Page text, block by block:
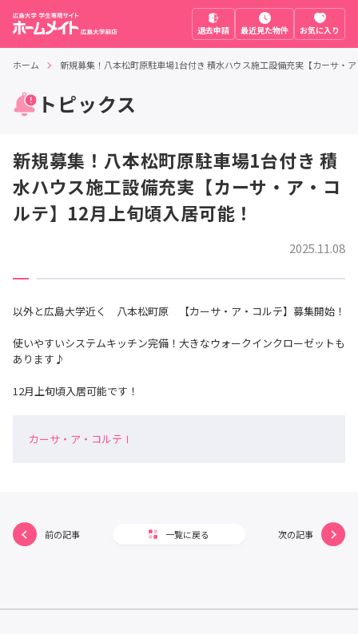
退去申請 最近見た物件 お気に入り
ホーム 新規募集！八本松町原駐車場1台付き 積水ハウス施工設備充実【カーサ・
トピックス
新規募集！八本松町原駐車場1台付き 積
水ハウス施工設備充実【カーサ・ア・コ
ルテ】12月上旬頃入居可能！
2025.11.08
以外と広島大学近く 八本松町原 【カーサ・ア・コルテ】募集開始！
使いやすいシステムキッチン完備！大きなウォークインクローゼットも
あります♪
12月上旬頃入居可能です！
カーサ・ア・コルテⅠ
前の記事 一覧に戻る 次の記事